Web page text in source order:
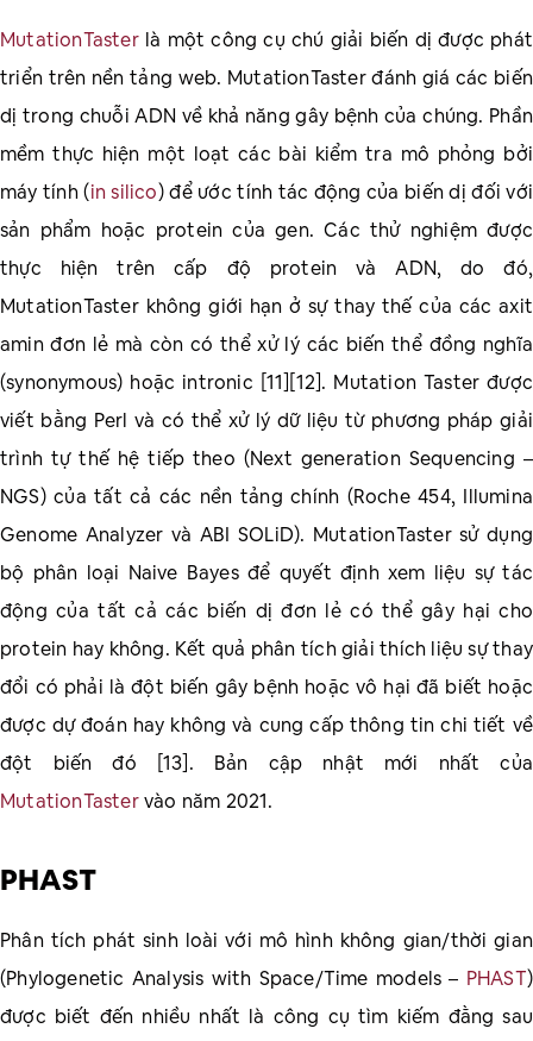
MutationTasterlà một công cụ chú giải biến dị được phát
triển trên nền tảng web. MutationTaster đánh giá các biến
dị trong chuỗi ADN về khả năng gây bệnh của chúng. Phần
mềm thực hiện một loạt các bài kiểm tra mô phỏng bởi
máy tính (in silico) để ước tính tác động của biến dị đối với
sản phẩm hoặc protein của gen. Các thử nghiệm được
thực hiện trên cấp độ protein và ADN, do đó,
MutationTaster không giới hạn ở sự thay thế của các axit
amin đơn lẻ mà còn có thể xử lý các biến thể đồng nghĩa
(synonymous) hoặc intronic [11][12]. Mutation Taster được
viết bằng Perl và có thể xử lý dữ liệu từ phương pháp giải
trình tự thế hệ tiếp theo (Next generation Sequencing –
NGS) của tất cả các nền tảng chính (Roche 454, Illumina
Genome Analyzer và ABI SOLiD). MutationTaster sử dụng
bộ phân loại Naive Bayes để quyết định xem liệu sự tác
động của tất cả các biến dị đơn lẻ có thể gây hại cho
protein hay không. Kết quả phân tích giải thích liệu sự thay
đổi có phải là đột biến gây bệnh hoặc vô hại đã biết hoặc
được dự đoán hay không và cung cấp thông tin chi tiết về
đột biến đó [13]. Bản cập nhật mới nhất của
MutationTastervào năm 2021.
PHAST
Phân tích phát sinh loài với mô hình không gian/thời gian
(Phylogenetic Analysis with Space/Time models – PHAST)
được biết đến nhiều nhất là công cụ tìm kiếm đằng sau